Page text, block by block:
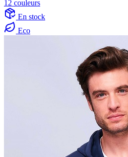
12 couleurs
En stock
Eco